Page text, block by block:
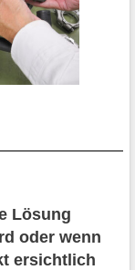
Lösung
oder wenn
ersichtlich